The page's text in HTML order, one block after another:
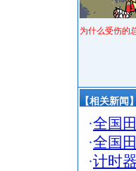
为什么受伤的
【相关新闻】
·全国
·全国
·计时